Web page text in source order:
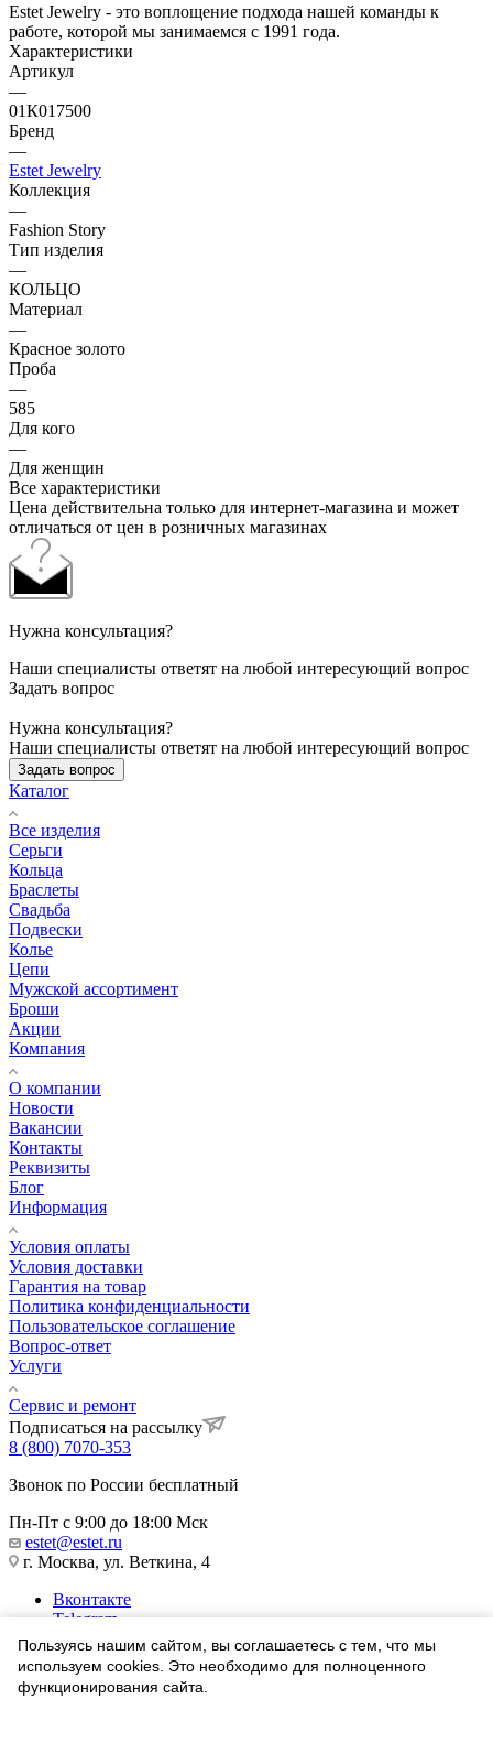
Estet Jewelry - это воплощение подхода нашей команды к
работе, которой мы занимаемся с 1991 года.
Характеристики
Артикул
—
01К017500
Бренд
—
Estet Jewelry
Коллекция
—
Fashion Story
Тип изделия
—
КОЛЬЦО
Материал
—
Красное золото
Проба
—
585
Для кого
—
Для женщин
Все характеристики
Цена действительна только для интернет-магазина и может
отличаться от цен в розничных магазинах
Нужна консультация?
Наши специалисты ответят на любой интересующий вопрос
Задать вопрос
Нужна консультация?
Наши специалисты ответят на любой интересующий вопрос
Задать вопрос
Каталог
Все изделия
Серьги
Кольца
Браслеты
Свадьба
Подвески
Колье
Цепи
Мужской ассортимент
Броши
Акции
Компания
О компании
Новости
Вакансии
Контакты
Реквизиты
Блог
Информация
Условия оплаты
Условия доставки
Гарантия на товар
Политика конфиденциальности
Пользовательское соглашение
Вопрос-ответ
Услуги
Сервис и ремонт
Подписаться на рассылку
8 (800) 7070-353
Звонок по России бесплатный
Пн-Пт с 9:00 до 18:00 Мск
estet@estet.ru
г. Москва, ул. Веткина, 4
Вконтакте
Telegram
Одноклассники
WhatsApp
1991-2026 © Ювелирный Дом ЭСТЕТ
Пользуясь нашим сайтом, вы соглашаетесь с тем, что мы
используем cookies. Это необходимо для полноценного
функционирования сайта.